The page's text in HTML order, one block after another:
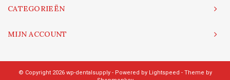
CATEGORIEËN
MIJN ACCOUNT
© Copyright 2026 wp-dentalsupply - Powered by Lightspeed - Theme by